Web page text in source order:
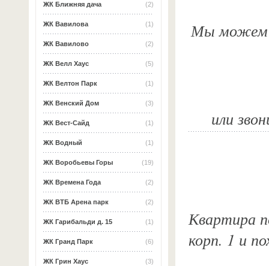
(2)
ЖК Ближняя дача
(1)
ЖК Вавилова
(2)
ЖК Вавилово
(5)
ЖК Велл Хаус
(1)
ЖК Велтон Парк
(3)
ЖК Венский Дом
(1)
ЖК Вест-Сайд
(1)
ЖК Водный
(19)
ЖК Воробьевы Горы
(2)
ЖК Времена Года
(2)
ЖК ВТБ Арена парк
(1)
ЖК Гарибальди д. 15
(6)
ЖК Гранд Парк
(3)
ЖК Грин Хаус
Мы можем
или
Квартира
корп. 1 и